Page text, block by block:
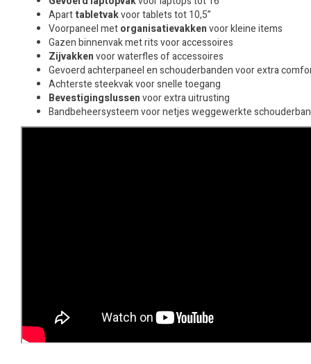
Aparttabletvakvoor tablets tot 10,5”
Voorpaneel metorganisatievakkenvoor kleine items
Gazen binnenvak met rits voor accessoires
Zijvakkenvoor waterfles of accessoires
Gevoerd achterpaneel en schouderbanden voor extra
Achterste steekvak voor snelle toegang
Bevestigingslussenvoor extra uitrusting
Bandbeheersysteem voor netjes weggewerkte